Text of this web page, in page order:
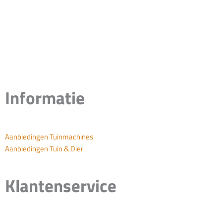
Informatie
Aanbiedingen Tuinmachines
Aanbiedingen Tuin & Dier
Klantenservice